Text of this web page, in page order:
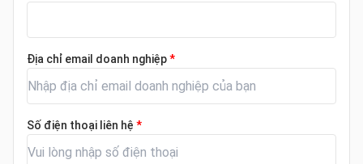
Địa chỉ email doanh nghiệp*
Số điện thoại liên hệ *